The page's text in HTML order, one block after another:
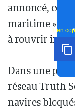
Lien
annoncé, ce
maritime »
à rouvrir
Dans une
réseau Truth
navires